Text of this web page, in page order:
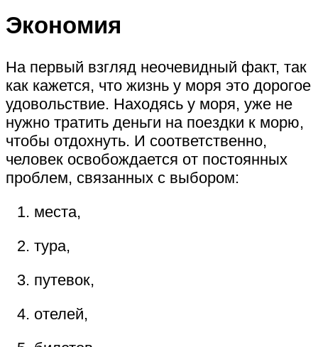
Экономия
На первый взгляд неочевидный факт, так
как кажется, что жизнь у моря это дорогое
удовольствие. Находясь у моря, уже не
нужно тратить деньги на поездки к морю,
чтобы отдохнуть. И соответственно,
человек освобождается от постоянных
проблем, связанных с выбором:
места,
тура,
путевок,
отелей,